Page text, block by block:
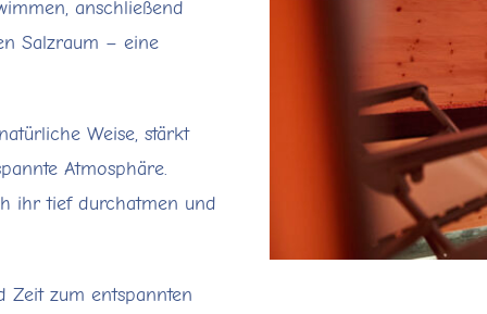
anschließend
Salzraum – eine
Weise, stärkt
Atmosphäre.
ihr tief durchatmen und
Zeit zum entspannten